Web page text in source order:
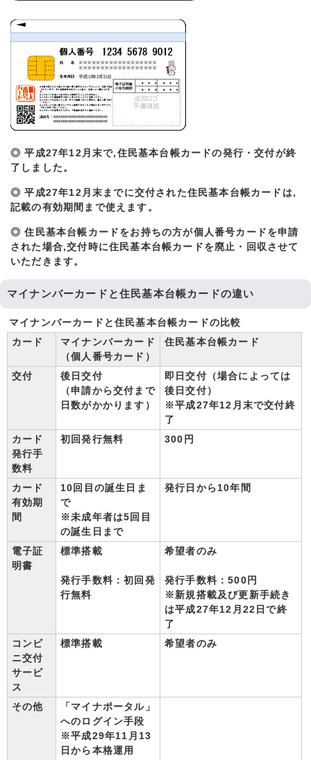
◎ 平成27年12月末で,住民基本台帳カードの発行・交付が終
了しました。
◎ 平成27年12月末までに交付された住民基本台帳カードは,
記載の有効期間まで使えます。
◎ 住民基本台帳カードをお持ちの方が個人番号カードを申請
された場合,交付時に住民基本台帳カードを廃止・回収させて
いただきます。
マイナンバーカードと住民基本台帳カードの違い
マイナンバーカードと住民基本台帳カードの比較
カード
マイナンバーカード
（個人番号カード）
住民基本台帳カード
交付
後日交付
（申請から交付まで
日数がかかります）
即日交付（場合によっては
後日交付）
※平成27年12月末で交付終
了
カード
発行手
数料
初回発行無料 300円
カード
有効期
間
10回目の誕生日ま
で
※未成年者は5回目
の誕生日まで
発行日から10年間
電子証
明書
標準搭載
発行手数料：初回発
行無料
希望者のみ
発行手数料：500円
※新規搭載及び更新手続き
は平成27年12月22日で終
了
コンビ
ニ交付
サービ
ス
標準搭載 希望者のみ
その他
「マイナポータル」
へのログイン手段
※平成29年11月13
日から本格運用